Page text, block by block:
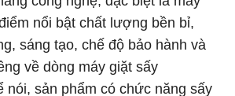
nổi bật chất lượng bền bỉ,
sáng tạo, chế độ bảo hành và
về dòng máy giặt sấy
nói, sản phẩm có chức năng sấy